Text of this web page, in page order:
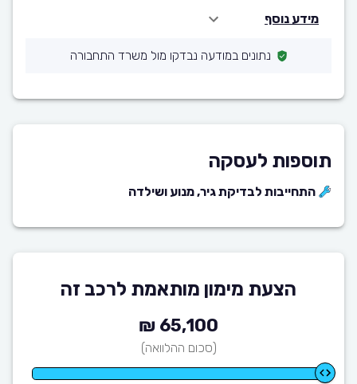
מידע נוסף
נתונים במודעה נבדקו מול משרד התחבורה
תוספות לעסקה
התחייבות לבדיקת גיר, מנוע ושילדה
הצעת מימון מותאמת לרכב זה
65,100 ₪
(סכום ההלוואה)